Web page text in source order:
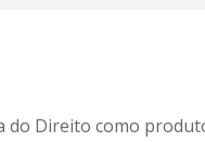
Direito como